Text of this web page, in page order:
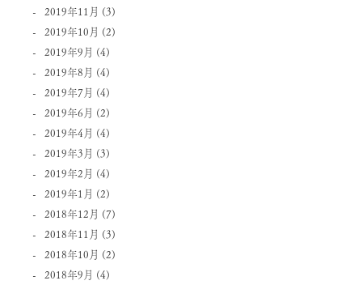
2019年11月 (3)
2019年10月 (2)
2019年9月 (4)
2019年8月 (4)
2019年7月 (4)
2019年6月 (2)
2019年4月 (4)
2019年3月 (3)
2019年2月 (4)
2019年1月 (2)
2018年12月 (7)
2018年11月 (3)
2018年10月 (2)
2018年9月 (4)